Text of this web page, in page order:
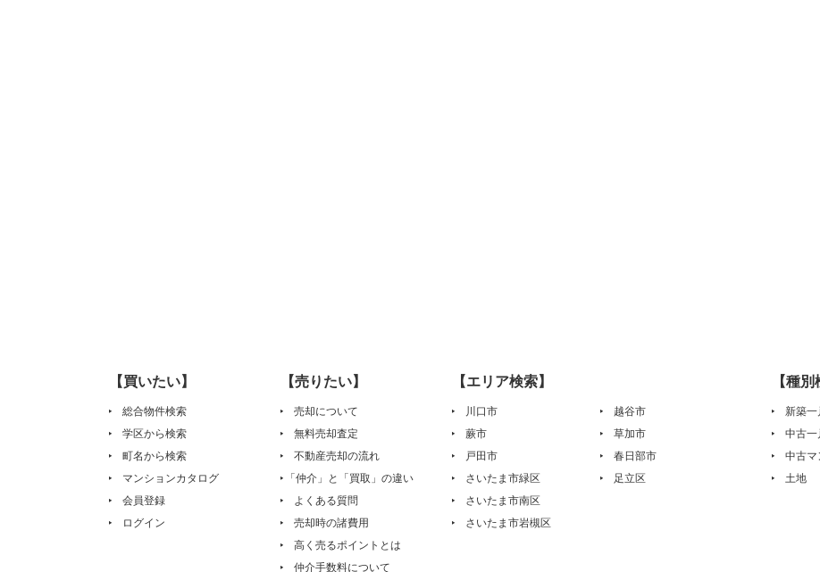
【買いたい】
総合物件検索
学区から検索
町名から検索
マンションカタログ
会員登録
ログイン
【売りたい】
売却について
無料売却査定
不動産売却の流れ
「仲介」と「買取」の違い
よくある質問
売却時の諸費用
高く売るポイントとは
仲介手数料について
【エリア検索】
川口市
蕨市
戸田市
さいたま市緑区
さいたま市南区
さいたま市岩槻区
越谷市
草加市
春日部市
足立区
【種別
新築一
中古一
中古マ
土地